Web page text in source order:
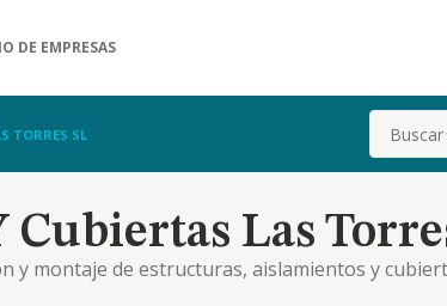
DE EMPRESAS
TORRES SL Buscar
Las
y montaje de estructuras, aislamientos y
comercializacion, distribucion,